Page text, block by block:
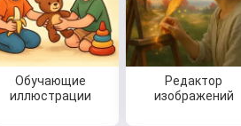
Обучающие
иллюстрации
Редактор
изображений